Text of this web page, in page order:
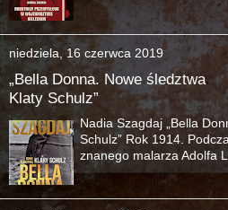
niedziela, 16 czerwca 2019
„Bella Donna. Nowe śledztwa
Klaty Schulz”
Nadia Szagdaj „Bella
Schulz” Rok 1914.
znanego malarza Adolfa